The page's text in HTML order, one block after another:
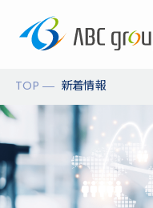
TOP 新着情報